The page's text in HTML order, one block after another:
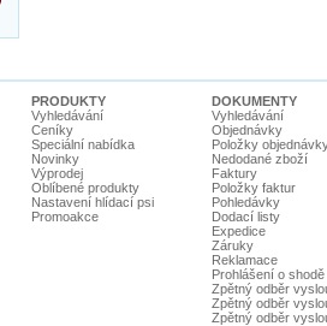
PRODUKTY
Vyhledávání
Ceníky
Speciální nabídka
Novinky
Výprodej
Oblíbené produkty
Nastavení hlídací psi
Promoakce
DOKUMENTY
Vyhledávání
Objednávky
Položky
Nedodané zboží
Faktury
Položky faktur
Pohledávky
Dodací listy
Expedice
Záruky
Reklamace
Prohlášení o shodě
Zpětný odběr
Zpětný odběr
Zpětný odběr